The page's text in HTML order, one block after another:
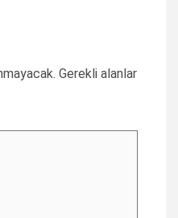
Gerekli alanlar